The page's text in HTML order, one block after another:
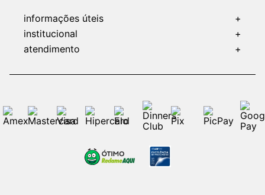
informações úteis
+
institucional
+
atendimento
+